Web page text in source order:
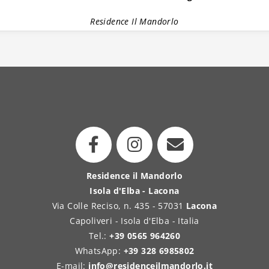
Residence Il Mandorlo
Residence il Mandorlo
Isola d'Elba - Lacona
Via Colle Reciso, n. 435 - 57031 Lacona
Capoliveri - Isola d'Elba - Italia
Tel.:+39 0565 964260
WhatsApp: +39 328 6985802
E-mail: info@residenceilmandorlo.it